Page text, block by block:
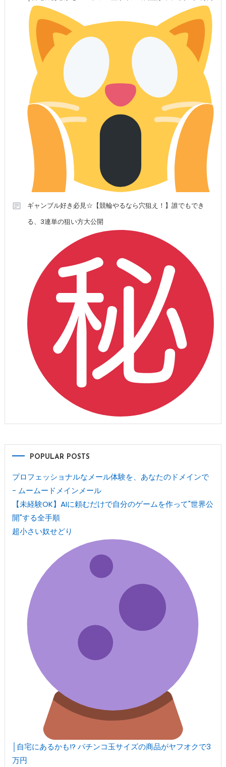
ギャンブル好き必見☆【競輪やるなら穴狙え！】誰でもでき
る、3連単の狙い方大公開
POPULAR POSTS
プロフェッショナルなメール体験を、あなたのドメインで
- ムームードメインメール
【未経験OK】AIに頼むだけで自分のゲームを作って"世界公
開"する全手順
超小さい奴せどり
│自宅にあるかも!? パチンコ玉サイズの商品がヤフオクで3
万円